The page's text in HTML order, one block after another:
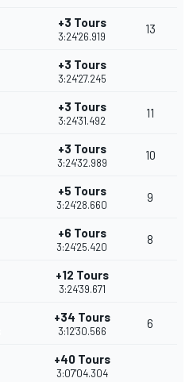
+3 Tours
3:24'26.919
13
+3 Tours
3:24'27.245
+3 Tours
3:24'31.492
11
+3 Tours
3:24'32.989
10
+5 Tours
3:24'28.660
9
+6 Tours
3:24'25.420
8
+12 Tours
3:24'39.671
+34 Tours
3:12'30.566
6
+40 Tours
3:07'04.304